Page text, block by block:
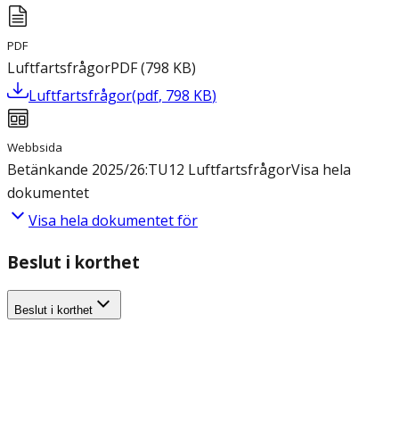
PDF
LuftfartsfrågorPDF(798 KB)
Luftfartsfrågor(pdf, 798 KB)
Webbsida
Betänkande 2025/26:TU12 LuftfartsfrågorVisa hela
dokumentet
Visa hela dokumentet för
Beslut i korthet
Beslut i korthet